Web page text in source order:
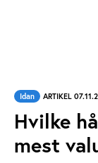
Idan ARTIKEL
Hvilke
mest